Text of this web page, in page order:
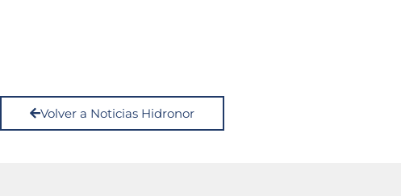
Volver a Noticias Hidronor